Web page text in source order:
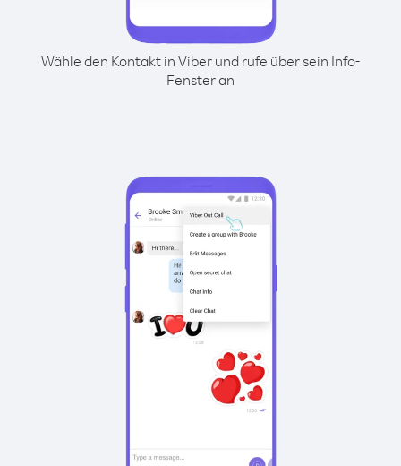
Wähle den Kontakt in Viber und rufe über sein Info-
Fenster an